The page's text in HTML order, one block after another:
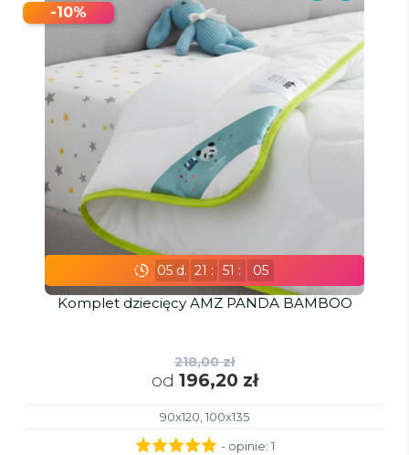
05d. 21 : 51 : 03
Komplet dziecięcy AMZ PANDA BAMBOO
218,00 zł
od 196,20 zł
90x120, 100x135
-10%
- opinie: 1